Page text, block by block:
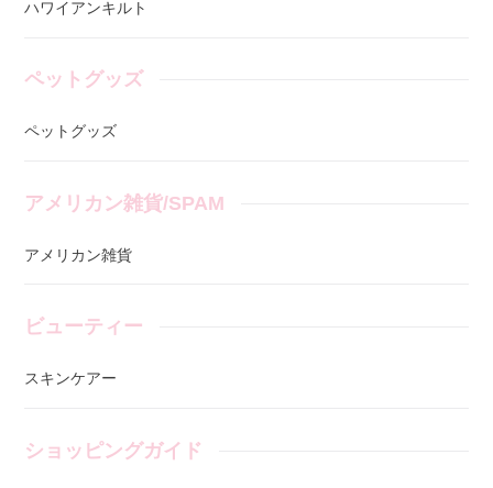
ハワイアンキルト
ペットグッズ
ペットグッズ
アメリカン雑貨/SPAM
アメリカン雑貨
ビューティー
スキンケアー
ショッピングガイド